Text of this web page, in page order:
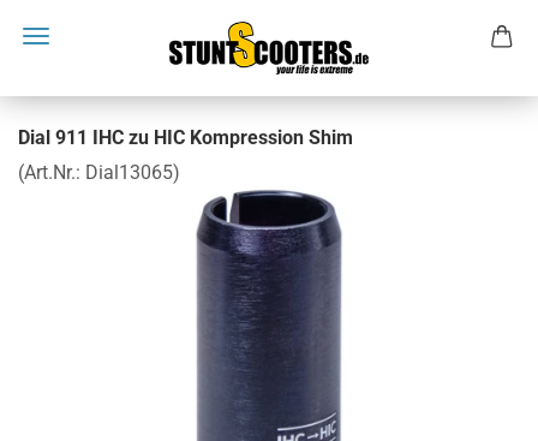
Dial 911 IHC zu HIC Kompression Shim
(Art.Nr.: Dial13065)